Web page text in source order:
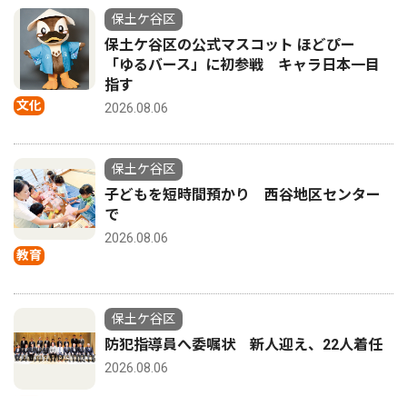
文化
保土ケ谷区
保土ケ谷区の公式マスコット ほどぴー
「ゆるバース」に初参戦 キャラ日本一目
指す
2026.08.06
教育
保土ケ谷区
子どもを短時間預かり 西谷地区センター
で
2026.08.06
保土ケ谷区
防犯指導員へ委嘱状 新人迎え、22人着任
2026.08.06